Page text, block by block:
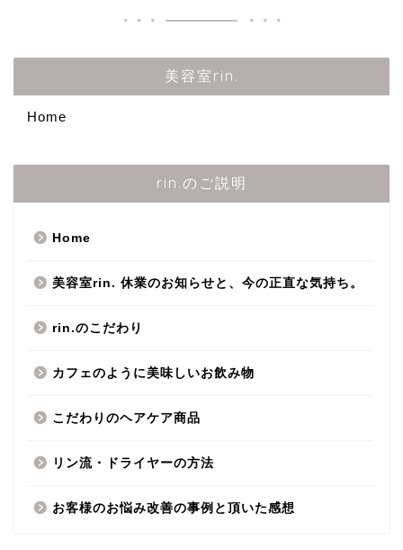
美容室rin.
Home
rin.のご説明
Home
美容室rin. 休業のお知らせと、今の正直な気持ち。
rin.のこだわり
カフェのように美味しいお飲み物
こだわりのヘアケア商品
リン流・ドライヤーの方法
お客様のお悩み改善の事例と頂いた感想